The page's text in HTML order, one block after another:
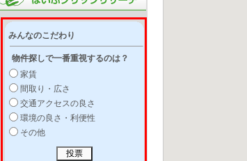
みんなのこだわり
物件探しで一番重視するのは？
家賃
間取り・広さ
交通アクセスの良さ
環境の良さ・利便性
その他